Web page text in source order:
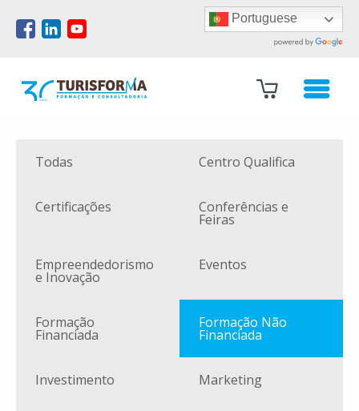
Portuguese
Todas Centro Qualifica
Certificações Conferências e
Feiras
Empreendedorismo
e Inovação
Eventos
Formação
Financiada
Formação Não
Financiada
Investimento Marketing